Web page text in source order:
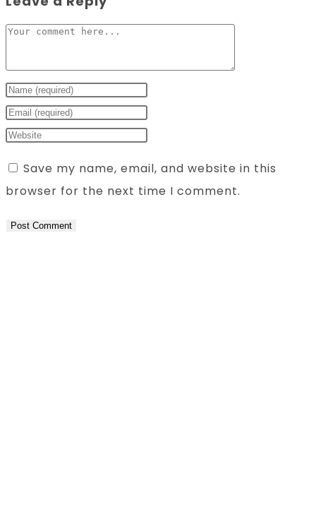
Comment
Enter
your
name
comment
Enter
your
comment
Enter
(optional)
Save my name, email, and website in this
browser for the next time I comment.